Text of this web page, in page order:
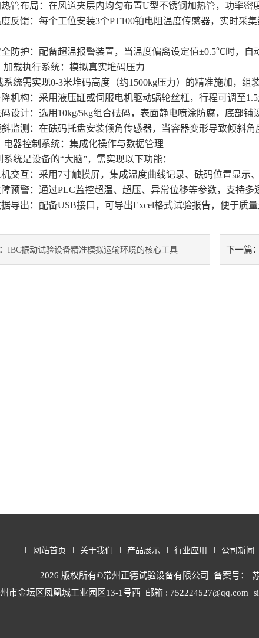
布局：在风道夹层内均匀布置U型不锈钢加热管，功率密度
馈：每个工位安装3个PT100铂电阻温度传感器，实时采集
护：配备超温报警装置，当温度偏离设定值±0.5℃时，自
执行系统：模拟真实堆码压力
需实现0-3米堆码高度（约1500kg压力）的精准施加，组装
构：采用液压缸或伺服电机驱动蜗轮丝杠，行程可调至1.5
计：选用10kg/5kg组合砝码，表面静电喷涂防腐，底部铺
测：在砝码托盘安装倾角传感器，当容器变形导致倾斜角
控制系统：集成化操作与数据管理
是设备的“大脑”，需实现以下功能：
互：采用7寸触摸屏，集成温度曲线记录、砝码位置显示、
警：通过PLC监控超温、超压、异常位移等参数，支持多
出：配备USB接口，可导出Excel格式试验报告，便于质量
IBC振动试验设备精准模拟运输环境的核心工具 下一篇
网站首页 关于我们 产品展示 行业应用 公司新闻
2026 版权所有©常州正德试验设备有限公司 备案号：
市金坛区凤凰城工业园区13-1号西 邮箱 : 752224527@qq.com